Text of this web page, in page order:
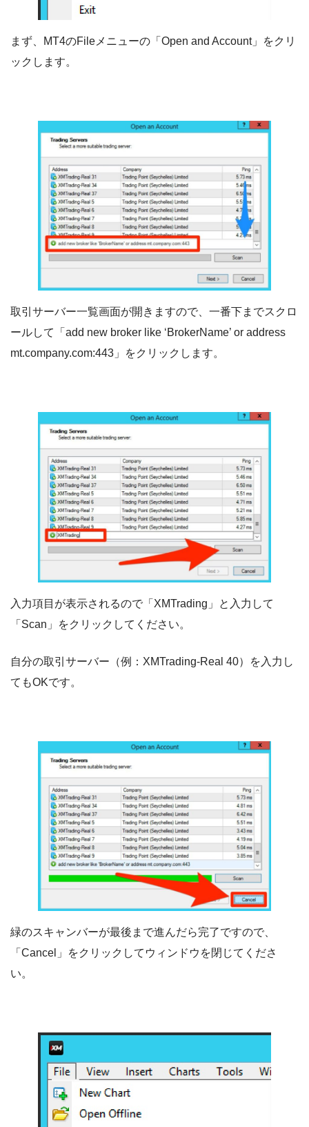
まず、MT4のFileメニューの「Open and Account」をクリ
ックします。
取引サーバー一覧画面が開きますので、一番下までスクロ
ールして「add new broker like ‘BrokerName’ or address
mt.company.com:443」をクリックします。
入力項目が表示されるので「XMTrading」と入力して
「Scan」をクリックしてください。
自分の取引サーバー（例：XMTrading-Real 40）を入力し
てもOKです。
緑のスキャンバーが最後まで進んだら完了ですので、
「Cancel」をクリックしてウィンドウを閉じてくださ
い。